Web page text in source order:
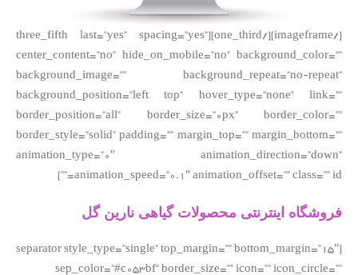
[/imageframe][/one_third][three_fifth last=”yes” spacing=”yes”
center_content=”no” hide_on_mobile=”no” background_color=””
background_image=”” background_repeat=”no-repeat”
background_position=”left top” hover_type=”none” link=””
border_position=”all” border_size=”0px” border_color=””
border_style=”solid” padding=”” margin_top=”” margin_bottom=””
animation_type=”0″ animation_direction=”down”
animation_speed=”0.1″ animation_offset=”” class=”” id=””]
فروشگاه اینترنتی محصولات گیاهی نارین گل
[separator style_type=”single” top_margin=”” bottom_margin=”15″
sep_color=”#c053bf” border_size=”” icon=”” icon_circle=””